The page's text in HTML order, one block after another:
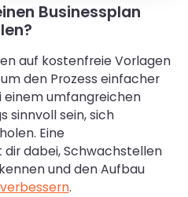
Businessplan
auf kostenfreie Vorlagen
den Prozess einfacher
einem umfangreichen
sinnvoll sein, sich
Eine
dabei, Schwachstellen
und den Aufbau
.